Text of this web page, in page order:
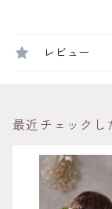
レビュー
最近チェックし